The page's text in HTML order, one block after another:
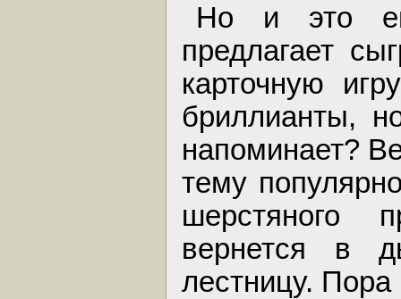
Но и это
предлагает
карточную
бриллианты,
напоминает?
тему
шерстяного
вернется в
лестницу. Пора